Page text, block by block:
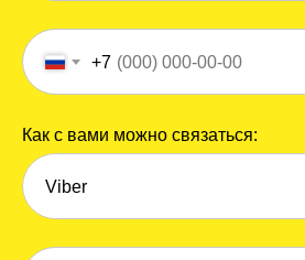
+7
Как с вами можно связаться: